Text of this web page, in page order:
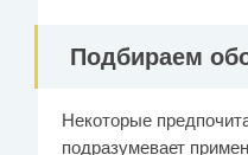
Подбираем
Некоторые
подразумевает